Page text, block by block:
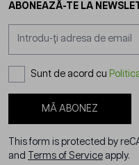
ABONEAZĂ-TE LA
Sunt de acord cu
MĂ ABONEZ
This form is protected by
and
Terms of Service apply.